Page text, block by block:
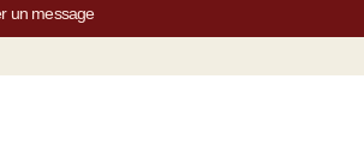
un message